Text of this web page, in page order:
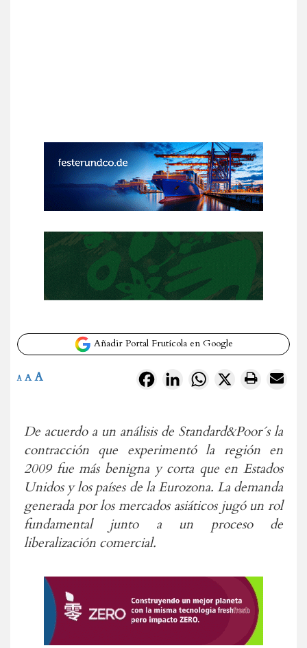
Añadir Portal Frutícola en Google
FacebookLinkedInWhatsApp
X
A A A
De acuerdo a un análisis de Standard&Poor´s la
contracción que experimentó la región en
2009 fue más benigna y corta que en Estados
Unidos y los países de la Eurozona. La demanda
generada por los mercados asiáticos jugó un rol
fundamental junto a un proceso de
liberalización comercial.